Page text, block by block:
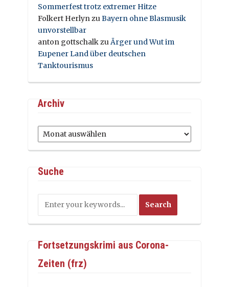
Sommerfest trotz extremer Hitze
Folkert HerlynzuBayern ohne Blasmusik
unvorstellbar
anton gottschalkzuÄrger und Wut im
Eupener Land über deutschen
Tanktourismus
Archiv
Archiv
Suche
Fortsetzungskrimi aus Corona-
Zeiten (frz)